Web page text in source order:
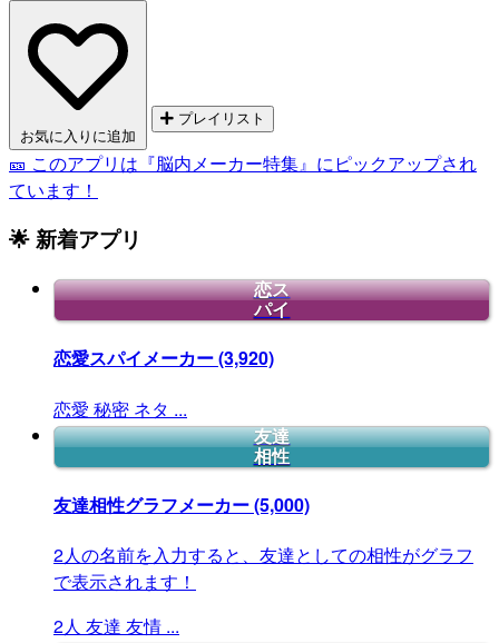
お気に入りに追加
プレイリスト
🎫 このアプリは『脳内メーカー特集』にピックアップされ
ています！
🌟 新着アプリ
恋ス
パイ
恋愛スパイメーカー(3,920)
恋愛 秘密 ネタ ...
友達
相性
友達相性グラフメーカー(5,000)
2人の名前を入力すると、友達としての相性がグラフ
で表示されます！
2人 友達 友情 ...